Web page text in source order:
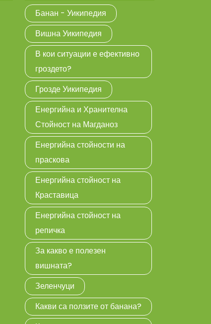
Банан - Уикипедия
Вишна Уикипедия
В кои ситуации е ефективно
гроздето?
Грозде Уикипедия
Енергийна и Хранителна
Стойност на Магданоз
Енергийна стойности на
праскова
Енергийна стойност на
Краставица
Енергийна стойност на
репичка
За какво е полезен
вишната?
Зеленчуци
Какви са ползите от банана?